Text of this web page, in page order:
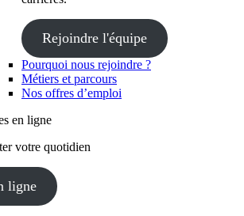
Rejoindre l'équipe
Pourquoi nous rejoindre ?
Métiers et parcours
Nos offres d’emploi
en ligne
votre quotidien
ligne